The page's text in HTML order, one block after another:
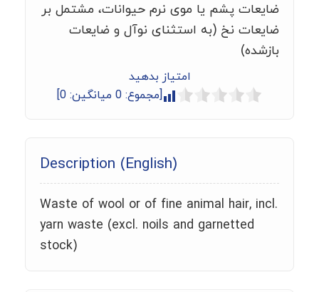
خدمات رایگان دیگر
ضایعات پشم یا موی نرم حیوانات، مشتمل بر
ضایعات نخ (به استثنای نوآل و ضایعات
بازشده)
امتیاز بدهید
[مجموع: 0 میانگین: 0
]
Description (English)
Waste of wool or of fine animal hair, incl.
yarn waste (excl. noils and garnetted
stock)